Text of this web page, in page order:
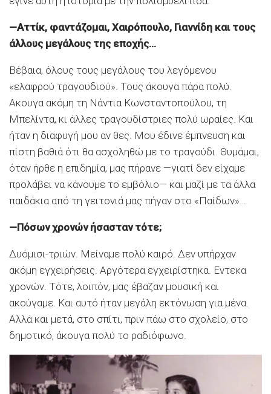
—Αττίκ, φαντάζομαι, Χαιρόπουλο, Γιαννίδη και τους
άλλους μεγάλους της εποχής…
Βέβαια, όλους τους μεγάλους του λεγόμενου
«ελαφρού τραγουδιού». Τους άκουγα πάρα πολύ.
Ακουγα ακόμη τη Νάντια Κωνσταντοπούλου, τη
Μπελίντα, κι άλλες τραγουδίστριες πολύ ωραίες. Και
ήταν η διαφυγή μου αν θες. Μου έδινε έμπνευση και
πίστη βαθιά ότι θα ασχοληθώ με το τραγούδι. Θυμάμαι,
όταν ήρθε η επιδημία, μας πήρανε —γιατί δεν είχαμε
προλάβει να κάνουμε το εμβόλιο— και μαζί με τα άλλα
παιδάκια από τη γειτονιά μας πήγαν στο «Παίδων»…
—Πόσων χρονών ήσασταν τότε;
Δυόμισι-τριών. Μείναμε πολύ καιρό. Δεν υπήρχαν
ακόμη εγχειρήσεις. Αργότερα εγχειρίστηκα. Εντεκα
χρονών. Τότε, λοιπόν, μας έβαζαν μουσική και
ακούγαμε. Και αυτό ήταν μεγάλη εκτόνωση για μένα.
Αλλά και μετά, στο σπίτι, πριν πάω στο σχολείο, στο
δημοτικό, άκουγα πολύ το ραδιόφωνο.